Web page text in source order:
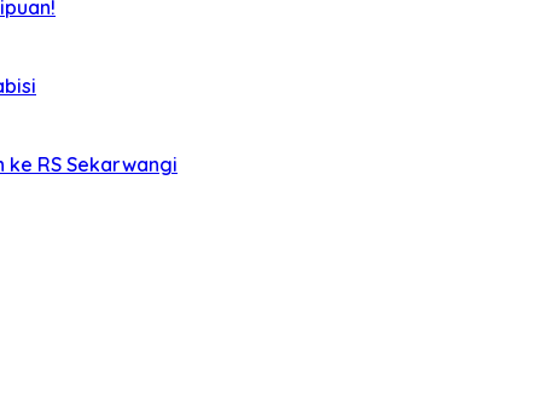
ke RS Sekarwangi